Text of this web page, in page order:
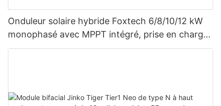
Onduleur solaire hybride Foxtech 6/8/10/12 kW
monophasé avec MPPT intégré, prise en charge
du montage en parallèle de 9 unités pour